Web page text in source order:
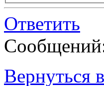
Ответить
Вернуться